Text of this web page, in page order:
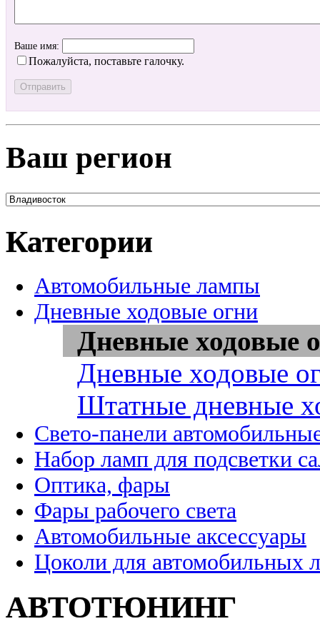
Ваше имя:
Пожалуйста, поставьте галочку.
Ваш регион
Категории
Автомобильные лампы
Дневные ходовые огни
Дневные ходовые
Дневные ходовые
Штатные дневные
Свето-панели
Набор ламп для подсветки
Оптика, фары
Фары рабочего света
Автомобильные аксессуары
Цоколи для автомобильных
АВТОТЮНИНГ